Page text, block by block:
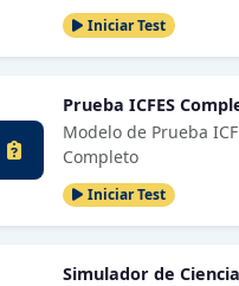
Iniciar Test
Prueba ICFES
Modelo de Prueba
Completo
Iniciar Test
Simulador de